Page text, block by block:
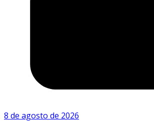
8 de agosto de 2026